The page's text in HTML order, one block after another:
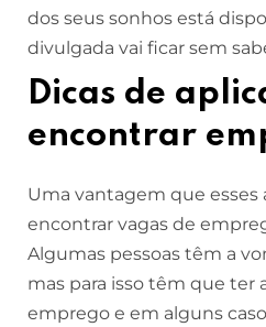
dos seus sonhos está
divulgada vai ficar sem
Dicas de
encontrar
Uma vantagem que esses
encontrar vagas de
Algumas pessoas têm a
mas para isso têm que ter
emprego e em alguns